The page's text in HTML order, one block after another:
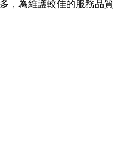
，為維護較佳的服務品